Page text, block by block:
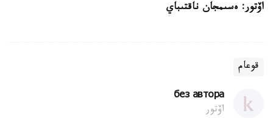
اۆتور: ەسىمجان ناقتىباي
قوعام
без автора
اۆتور